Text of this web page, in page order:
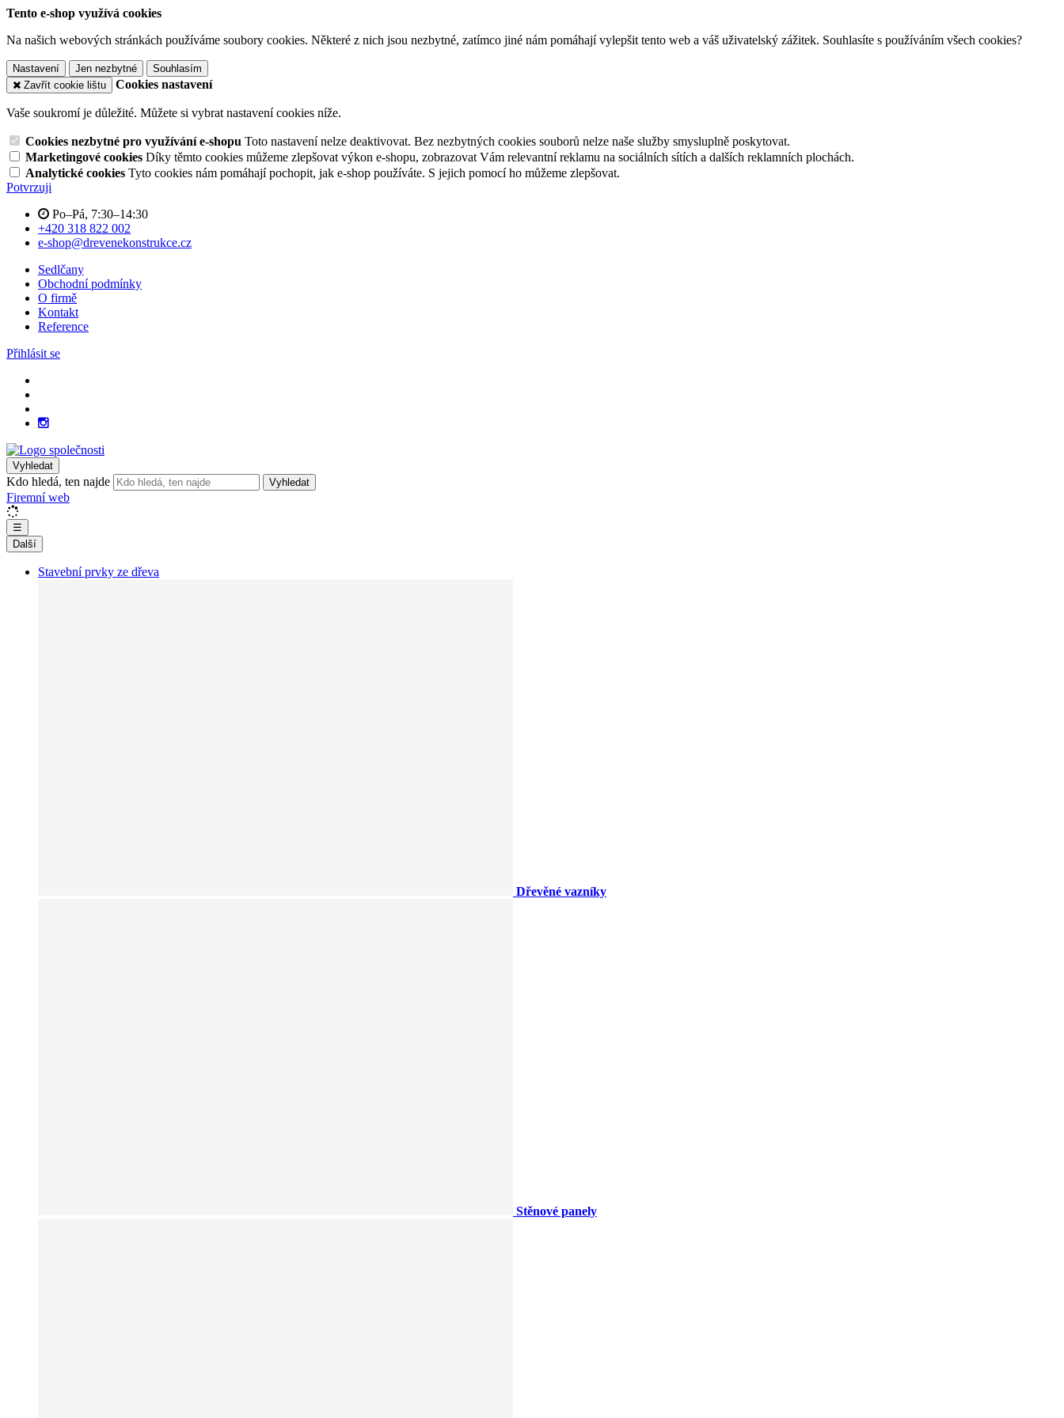
Tento e-shop využívá cookies
Na našich webových stránkách používáme soubory cookies. Některé z nich jsou nezbytné, zatímco jiné nám pomáhají vylepšit tento web a váš uživatelský zážitek. Souhlasíte s používáním všech cookies?
Nastavení Jen nezbytné
Souhlasím
Zavřít cookie lištu
Cookies nastavení
Vaše soukromí je důležité. Můžete si vybrat nastavení cookies níže.
Cookies nezbytné pro využívání e-shopu Toto nastavení nelze deaktivovat. Bez nezbytných cookies souborů nelze naše služby smysluplně poskytovat.
Marketingové cookies Díky těmto cookies můžeme zlepšovat výkon e-shopu, zobrazovat Vám relevantní reklamu na sociálních sítích a dalších reklamních plochách.
Analytické cookies Tyto cookies nám pomáhají pochopit, jak e-shop používáte. S jejich pomocí ho můžeme zlepšovat.
Potvrzuji
Po–Pá, 7:30–14:30
+420 318 822 002
e-shop@drevenekonstrukce.cz
Sedlčany
Obchodní podmínky
O firmě
Kontakt
Reference
Přihlásit se
Vyhledat
Kdo hledá, ten najde Vyhledat
Firemní web
☰
Další
Stavební prvky ze dřeva
Dřevěné vazníky
Stěnové panely